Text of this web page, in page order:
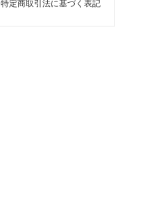
特定商取引法に基づく表記